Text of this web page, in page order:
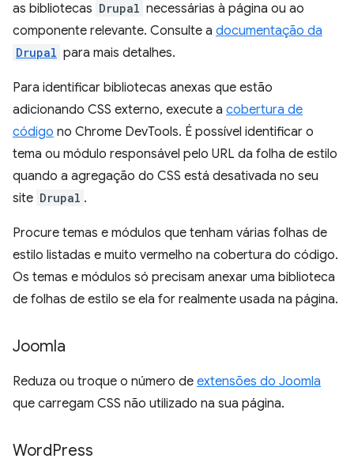
as bibliotecas Drupal necessárias à página ou ao
componente relevante. Consulte a documentação da
Drupal para mais detalhes.
Para identificar bibliotecas anexas que estão
adicionando CSS externo, execute a cobertura de
código no Chrome DevTools. É possível identificar o
tema ou módulo responsável pelo URL da folha de estilo
quando a agregação do CSS está desativada no seu
site Drupal .
Procure temas e módulos que tenham várias folhas de
estilo listadas e muito vermelho na cobertura do código.
Os temas e módulos só precisam anexar uma biblioteca
de folhas de estilo se ela for realmente usada na página.
Joomla
Reduza ou troque o número de extensões do Joomla
que carregam CSS não utilizado na sua página.
WordPress